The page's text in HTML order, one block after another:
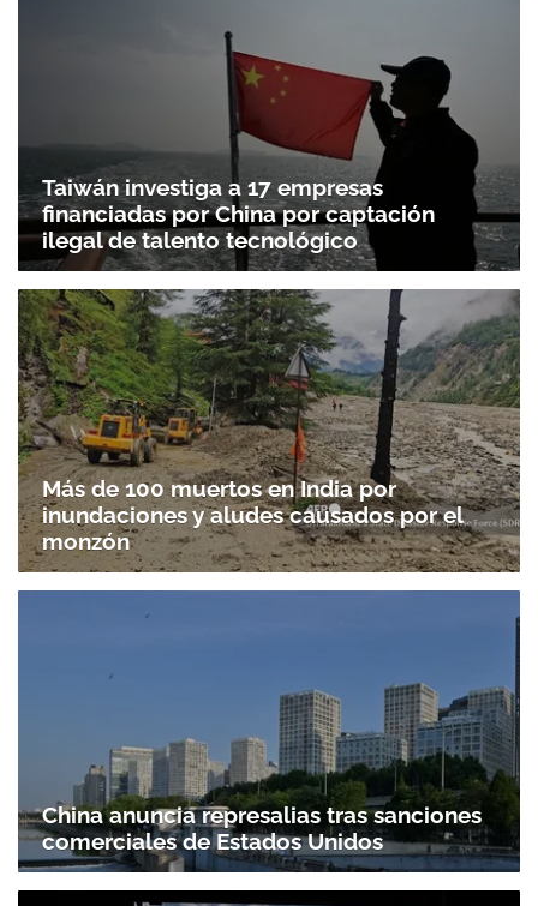
Taiwán investiga a 17 empresas
financiadas por China por captación
ilegal de talento tecnológico
Más de 100 muertos en India por
inundaciones y aludes causados por el
monzón
China anuncia represalias tras sanciones
comerciales de Estados Unidos